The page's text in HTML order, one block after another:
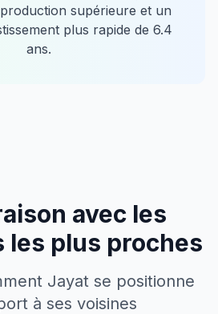
supérieure et un
plus rapide de 6.4
ans.
avec les
les plus proches
Jayatse positionne
à ses voisines